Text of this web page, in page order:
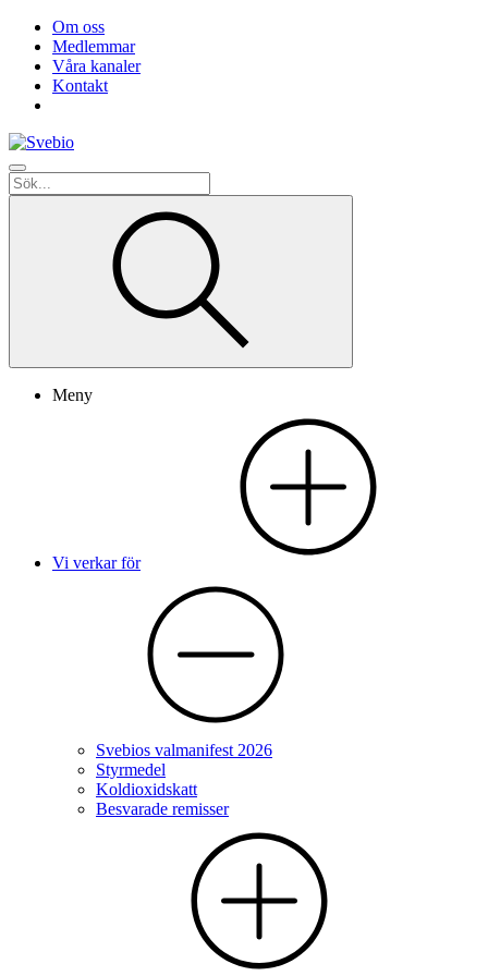
Om oss
Medlemmar
Våra kanaler
Kontakt
Meny
Vi verkar för
Svebios valmanifest 2026
Styrmedel
Koldioxidskatt
Besvarade remisser